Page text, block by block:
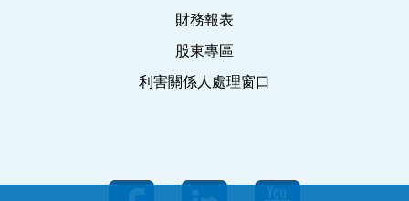
財務報表
股東專區
利害關係人處理窗口